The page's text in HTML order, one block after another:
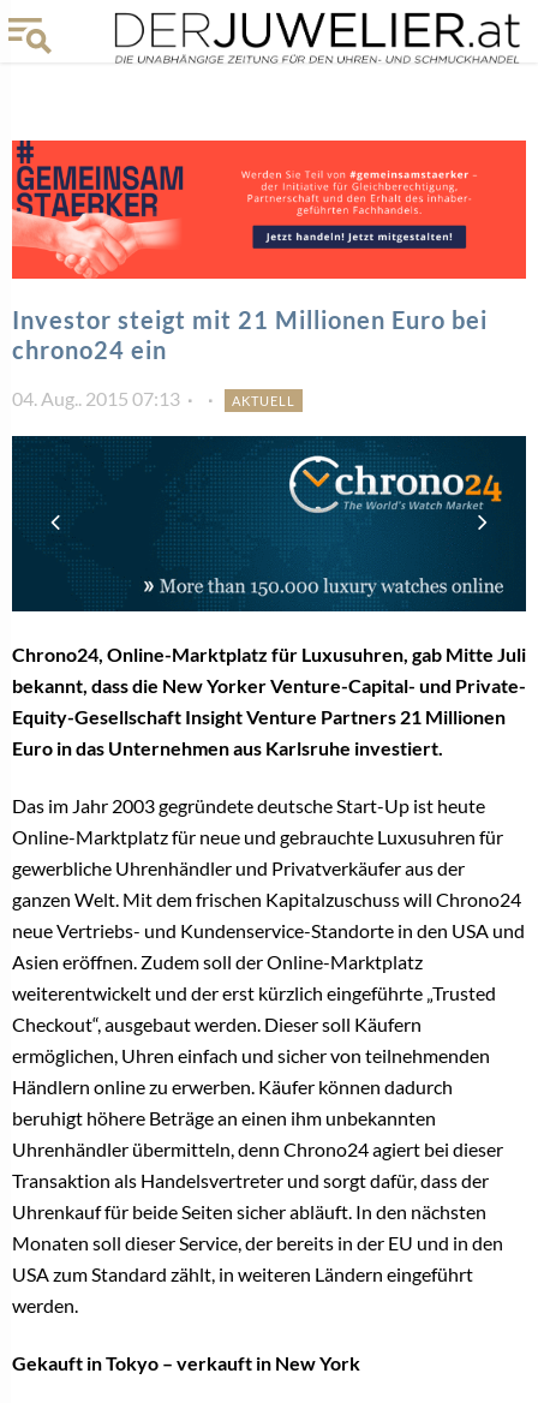
Investor steigt mit 21 Millionen Euro bei
chrono24 ein
04. Aug.. 2015 07:13 AKTUELL
Chrono24, Online-Marktplatz für Luxusuhren, gab Mitte Juli
bekannt, dass die New Yorker Venture-Capital- und Private-
Equity-Gesellschaft Insight Venture Partners 21 Millionen
Euro in das Unternehmen aus Karlsruhe investiert.
Das im Jahr 2003 gegründete deutsche Start-Up ist heute
Online-Marktplatz für neue und gebrauchte Luxusuhren für
gewerbliche Uhrenhändler und Privatverkäufer aus der
ganzen Welt. Mit dem frischen Kapitalzuschuss will Chrono24
neue Vertriebs- und Kundenservice-Standorte in den USA und
Asien eröffnen. Zudem soll der Online-Marktplatz
weiterentwickelt und der erst kürzlich eingeführte „Trusted
Checkout“, ausgebaut werden. Dieser soll Käufern
ermöglichen, Uhren einfach und sicher von teilnehmenden
Händlern online zu erwerben. Käufer können dadurch
beruhigt höhere Beträge an einen ihm unbekannten
Uhrenhändler übermitteln, denn Chrono24 agiert bei dieser
Transaktion als Handelsvertreter und sorgt dafür, dass der
Uhrenkauf für beide Seiten sicher abläuft. In den nächsten
Monaten soll dieser Service, der bereits in der EU und in den
USA zum Standard zählt, in weiteren Ländern eingeführt
werden.
Gekauft in Tokyo – verkauft in New York